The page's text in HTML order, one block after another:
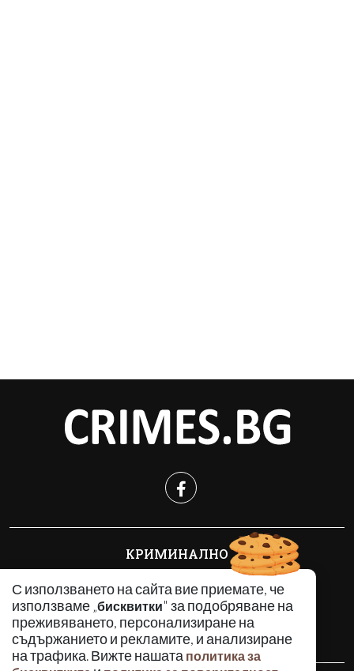
С използването на сайта вие приемате, че
използваме „бисквитки" за подобряване на
преживяването, персонализиране на
съдържанието и рекламите, и анализиране
на трафика. Вижте нашата политика за
КРИМИНАЛНО
ИНЦИДЕНТИ
АНАЛИЗИ
ПО СВЕТА
ВОДЕЩИ ТЕМИ